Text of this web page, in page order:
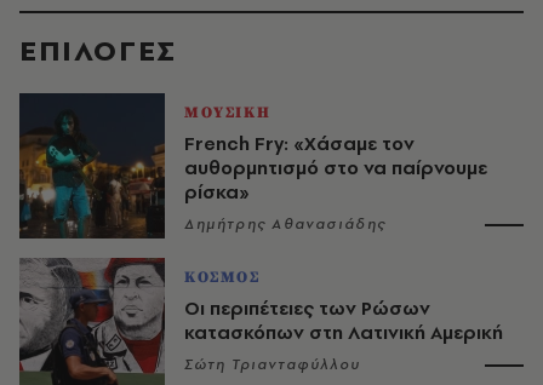
EΠΙΛΟΓΈΣ
ΜΟΥΣΙΚΗ
French Fry: «Χάσαμε τον
αυθορμητισμό στο να παίρνουμε
ρίσκα»
Δημήτρης Αθανασιάδης
ΚΟΣΜΟΣ
Οι περιπέτειες των Ρώσων
κατασκόπων στη Λατινική Αμερική
Σώτη Τριανταφύλλου